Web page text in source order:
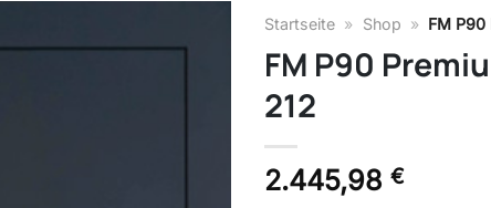
Startseite » Shop » FM P90
FM P90
212
2.445,98 €